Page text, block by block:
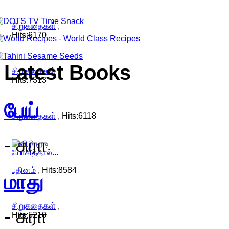
சிறுகதைகள்,
Hits:6170
சிறுகதைகள்,
Hits:7313
சிறுகதைகள் , Hits:6118
புதினம் , Hits:8584
சிறுகதைகள் ,
Hits:5218
Latest Books
பேய்
- சுரா
மாது
- சுரா